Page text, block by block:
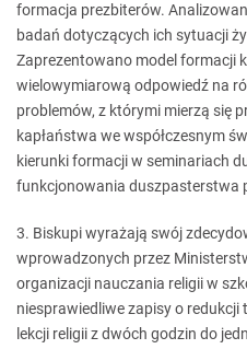
formacja prezbiterów.
badań dotyczących ich sytuacji
Zaprezentowano model formacji
wielowymiarową odpowiedź na
problemów, z którymi mierzą się
kapłaństwa we współczesnym
kierunki formacji w seminariach
funkcjonowania duszpasterstwa
3. Biskupi wyrażają swój
wprowadzonych przez
organizacji nauczania religii w
niesprawiedliwe zapisy o
lekcji religii z dwóch godzin do